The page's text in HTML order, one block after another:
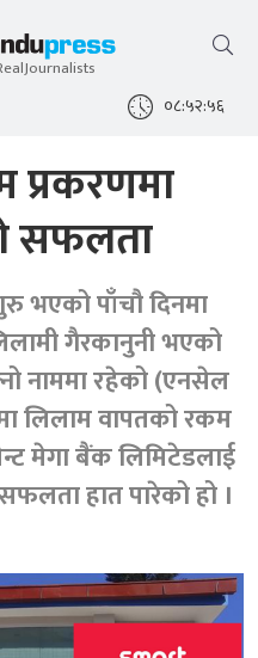
०८:५२:५७
प्रकरणमा
सफलता
भएको पाँचौ दिनमा
गैरकानुनी भएको
नाममा रहेको (एनसेल
लिलाम वापतको रकम
मेगा बैंक लिमिटेडलाई
हात पारेको हो ।